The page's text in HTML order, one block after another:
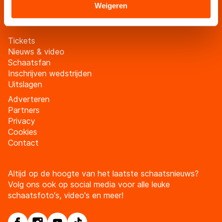
Sommige partners kunnen gegevens doorgeven aan
landen buiten de EU, zoals de VS, waar mogelijk geen
adequaat beschermingsniveau geldt volgens de GDPR.
Door op ‘Toestaan’ te klikken, stemt u in met deze
overdracht. Meer informatie vindt u in ons
Weigeren
Tickets
Nieuws & video
Schaatsfan
Inschrijven wedstrijden
Uitslagen
Adverteren
Partners
Privacy
Cookies
Contact
Altijd op de hoogte van het laatste schaatsnieuws?
Volg ons ook op social media voor alle leuke
schaatsfoto's, video's en meer!